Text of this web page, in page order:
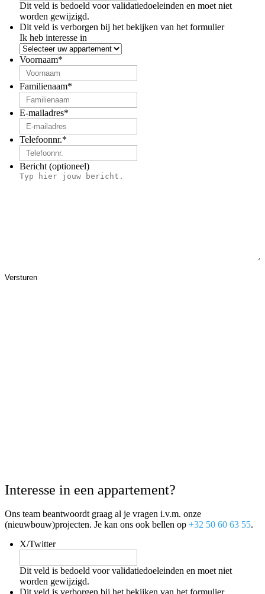
Dit veld is bedoeld voor validatiedoeleinden en moet niet
worden gewijzigd.
Dit veld is verborgen bij het bekijken van het formulier
Ik heb interesse in
Voornaam*
Familienaam*
E-mailadres*
Telefoonnr.*
Bericht (optioneel)
Interesse in een appartement?
Ons team beantwoordt graag al je vragen i.v.m. onze
(nieuwbouw)projecten. Je kan ons ook bellen op +32 50 60 63 55.
X/Twitter
Dit veld is bedoeld voor validatiedoeleinden en moet niet
worden gewijzigd.
Dit veld is verborgen bij het bekijken van het formulier